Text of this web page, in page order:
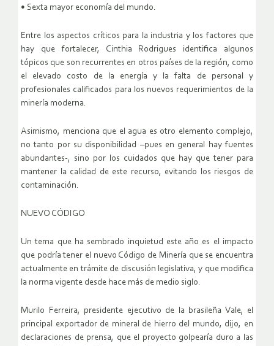
• Sexta mayor economía del mundo.
Entre los aspectos críticos para la industria y los factores que
hay que fortalecer, Cinthia Rodrigues identifica algunos
tópicos que son recurrentes en otros países de la región, como
el elevado costo de la energía y la falta de personal y
profesionales calificados para los nuevos requerimientos de la
minería moderna.
Asimismo, menciona que el agua es otro elemento complejo,
no tanto por su disponibilidad –pues en general hay fuentes
abundantes-, sino por los cuidados que hay que tener para
mantener la calidad de este recurso, evitando los riesgos de
contaminación.
NUEVO CÓDIGO
Un tema que ha sembrado inquietud este año es el impacto
que podría tener el nuevo Código de Minería que se encuentra
actualmente en trámite de discusión legislativa, y que modifica
la norma vigente desde hace más de medio siglo.
Murilo Ferreira, presidente ejecutivo de la brasileña Vale, el
principal exportador de mineral de hierro del mundo, dijo, en
declaraciones de prensa, que el proyecto golpearía duro a las